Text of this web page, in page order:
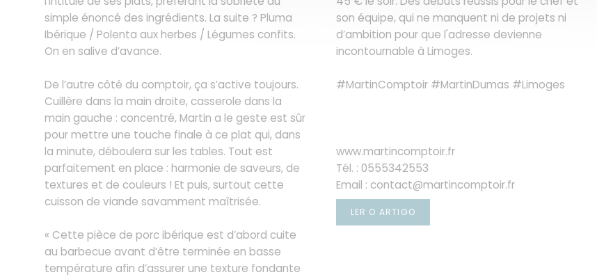
simple énoncé des ingrédients. La suite ? Pluma
Ibérique / Polenta aux herbes / Légumes confits.
On en salive d’avance.
De l’autre côté du comptoir, ça s’active toujours.
Cuillère dans la main droite, casserole dans la
main gauche : concentré, Martin a le geste est sûr
pour mettre une touche finale à ce plat qui, dans
la minute, déboulera sur les tables. Tout est
parfaitement en place : harmonie de saveurs, de
textures et de couleurs ! Et puis, surtout cette
cuisson de viande savamment maîtrisée.
« Cette pièce de porc ibérique est d’abord cuite
au barbecue avant d’être terminée en basse
température afin d’assurer une texture fondante
son équipe, qui ne manquent ni de projets ni
d’ambition pour que l'adresse devienne
incontournable à Limoges.
#MartinComptoir #MartinDumas #Limoges
www.martincomptoir.fr
Tél. : 0555342553
Email : contact@martincomptoir.fr
LER O ARTIGO((ABRE NUMA NOVA JANELA))